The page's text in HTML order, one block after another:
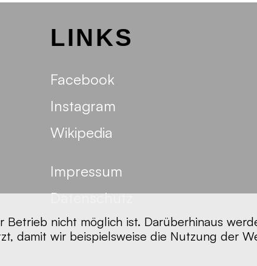
LINKS
Facebook
Instagram
Wikipedia
Impressum
Datenschutz
nicht möglich ist. Darüberhinaus
damit wir beispielsweise die Nutzung der